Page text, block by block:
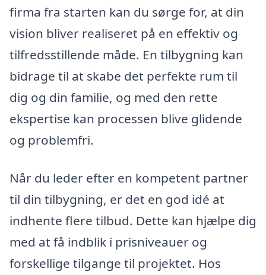
firma fra starten kan du sørge for, at din
vision bliver realiseret på en effektiv og
tilfredsstillende måde. En tilbygning kan
bidrage til at skabe det perfekte rum til
dig og din familie, og med den rette
ekspertise kan processen blive glidende
og problemfri.
Når du leder efter en kompetent partner
til din tilbygning, er det en god idé at
indhente flere tilbud. Dette kan hjælpe dig
med at få indblik i prisniveauer og
forskellige tilgange til projektet. Hos